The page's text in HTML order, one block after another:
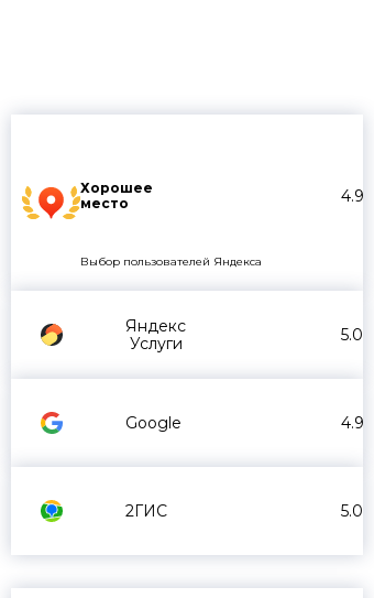
Хорошее
место
4.9
Выбор пользователей Яндекса
Яндекс
Услуги
5.0
Google 4.9
2ГИС 5.0